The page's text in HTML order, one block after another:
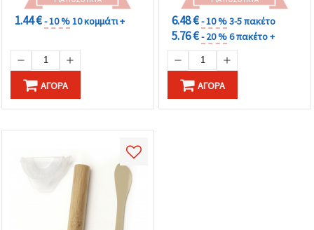
1.44 €- 10 %10 κομμάτι +
ΑΓΟΡΆ
6.48 €- 10 %3-5 πακέτο
5.76 €- 20 %6 πακέτο +
ΑΓΟΡΆ